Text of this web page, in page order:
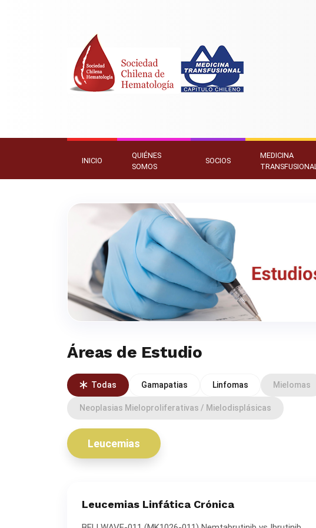
INICIO
QUIÉNES
SOMOS
SOCIOS
MEDICINA
TRANSFUSIONAL
Áreas de Estudio
Todas Gamapatias
Leucemias
Linfomas Mielomas
Neoplasias Mieloproliferativas / Mielodisplásicas
Leucemias Linfática Crónica